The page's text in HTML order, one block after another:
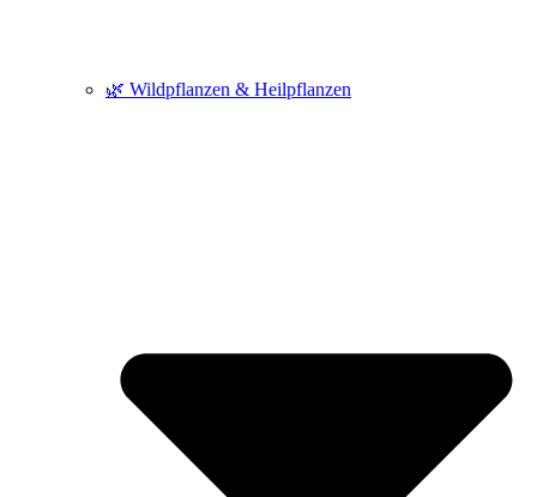
🌿 Wildpflanzen & Heilpflanzen